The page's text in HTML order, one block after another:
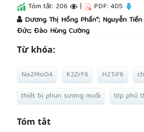
Tóm tắt: 206 | PDF: 405
Dương Thị Hồng Phấn*; Nguyễn
Đức; Đào Hùng Cường
Từ khóa:
Na2MoO4 K2ZrF6 H2TiF6
thiết bị phun sương muối
lớp phủ
Tóm tắt